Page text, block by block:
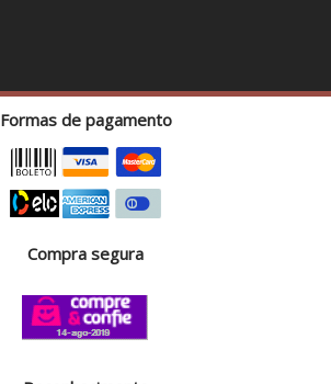
Formas de pagamento
Compra segura